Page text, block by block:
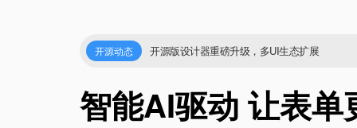
开源动态 开源版设计器重磅升级，多UI生态扩展
智能AI驱动 让表单